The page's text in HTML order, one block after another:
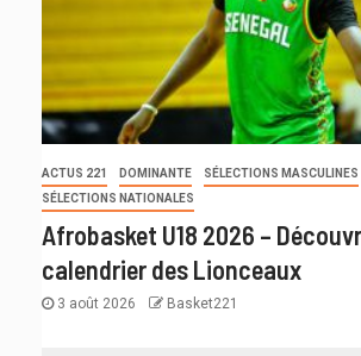
ACTUS 221 DOMINANTE
SÉLECTIONS MASCULINES
SÉLECTIONS NATIONALES
Afrobasket U18 2026 –
calendrier des Lionceaux
3 août 2026 Basket221